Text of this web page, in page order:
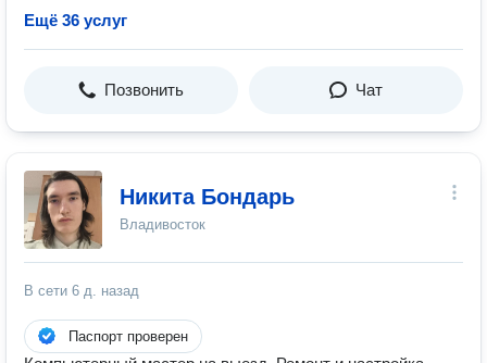
Ещё 36 услуг
Позвонить Чат
Никита Бондарь
Владивосток
В сети 6 д. назад
Паспорт проверен